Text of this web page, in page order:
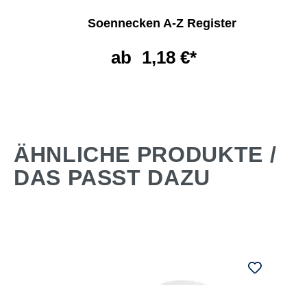
Soennecken A-Z Register
ab 1,18 €*
ÄHNLICHE PRODUKTE /
DAS PASST DAZU